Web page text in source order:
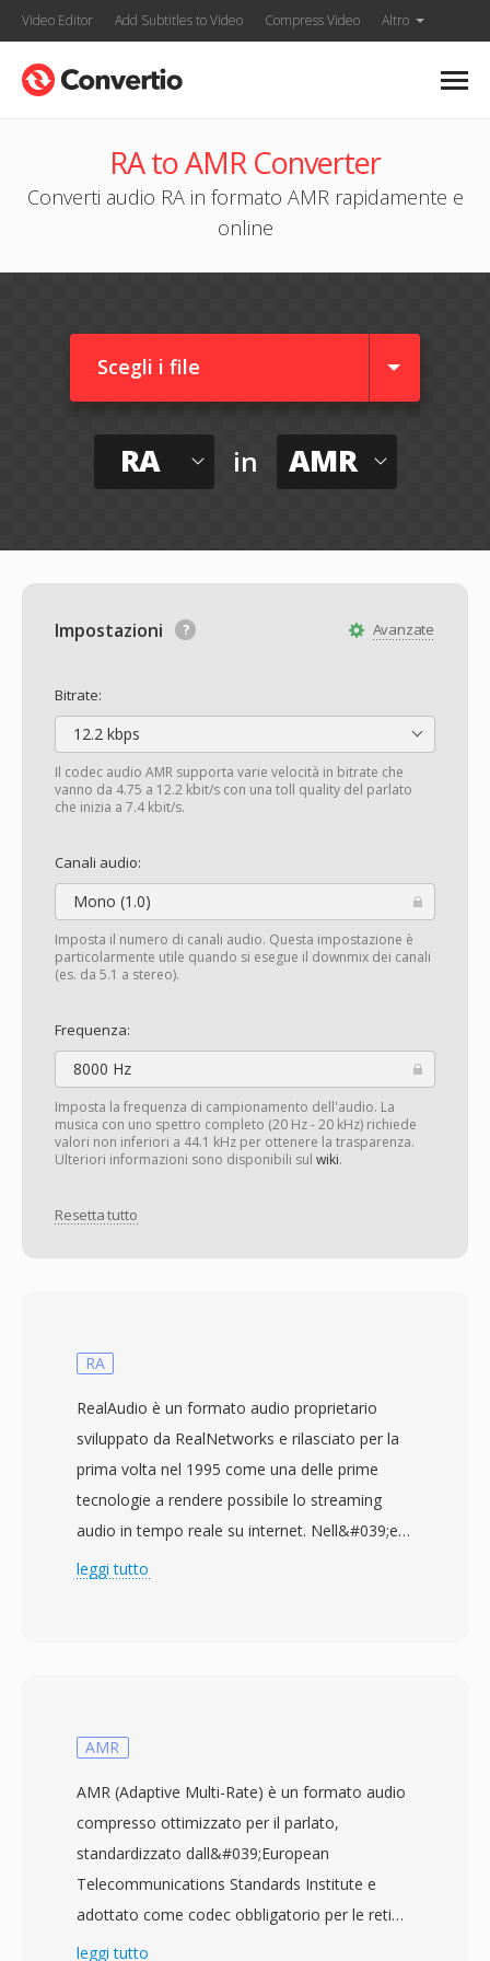
Video Editor Add Subtitles to Video Compress Video Altro
RA to AMR Converter
Converti audio RA in formato AMR rapidamente e
online
Scegli i file
RA in AMR
Avanzate
Impostazioni
Bitrate:
12.2 kbps
Il codec audio AMR supporta varie velocità in bitrate che
vanno da 4.75 a 12.2 kbit/s con una toll quality del parlato
che inizia a 7.4 kbit/s.
Canali audio:
Mono (1.0)
Imposta il numero di canali audio. Questa impostazione è
particolarmente utile quando si esegue il downmix dei canali
(es. da 5.1 a stereo).
Frequenza:
8000 Hz
Imposta la frequenza di campionamento dell'audio. La
musica con uno spettro completo (20 Hz - 20 kHz) richiede
valori non inferiori a 44.1 kHz per ottenere la trasparenza.
Ulteriori informazioni sono disponibili sul wiki.
Resetta tutto
RA
RealAudio è un formato audio proprietario
sviluppato da RealNetworks e rilasciato per la
prima volta nel 1995 come una delle prime
tecnologie a rendere possibile lo streaming
audio in tempo reale su internet. Nell&#039;era
del modem dial-up, RealAudio fu genuinamente
richiedere 30 minuti per essere scaricata. Il
di codec: le prime versioni utilizzavano codec
vocali a basso bitrate per modem a 14,4 kbps,
mentre le iterazioni successive (RealAudio 10,
CD. I file RA supportano codifica a bitrate
leggi tutto
AMR
AMR (Adaptive Multi-Rate) è un formato audio
compresso ottimizzato per il parlato,
standardizzato dall&#039;European
Telecommunications Standards Institute e
adottato come codec obbligatorio per le reti
mobili GSM e 3G. Il codec commuta
leggi tutto